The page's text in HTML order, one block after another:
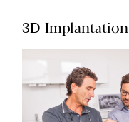
3D-Implantation